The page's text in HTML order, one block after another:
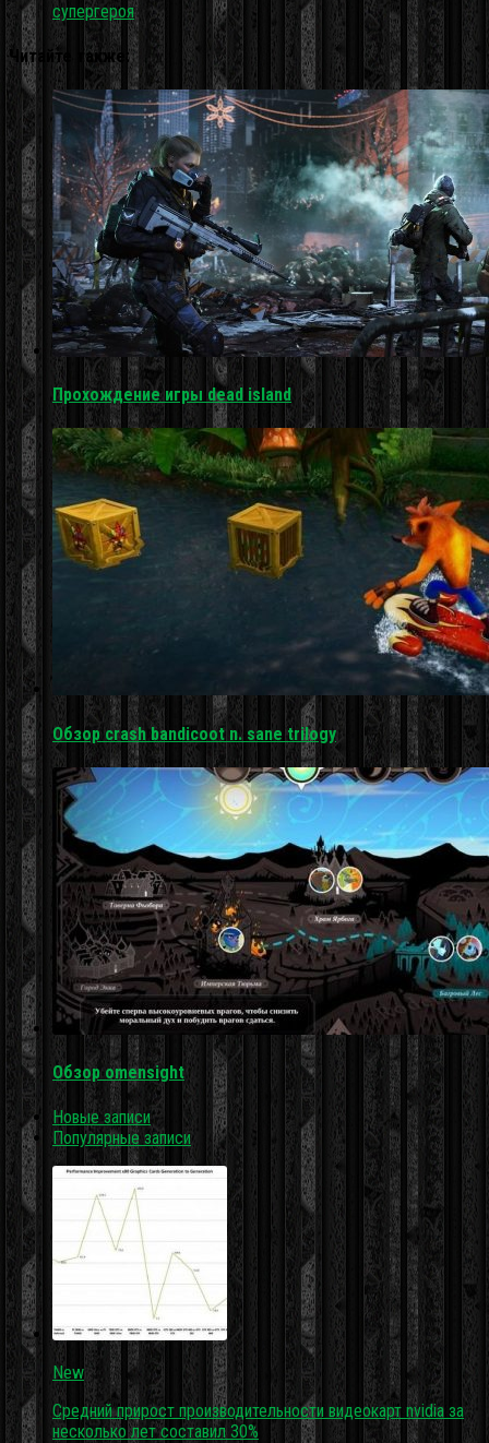
супергероя
Читайте также:
Прохождение игры dead island
Обзор crash bandicoot n. sane trilogy
Обзор omensight
Новые записи
Популярные записи
New
Средний прирост производительности видеокарт nvidia за
несколько лет составил 30%